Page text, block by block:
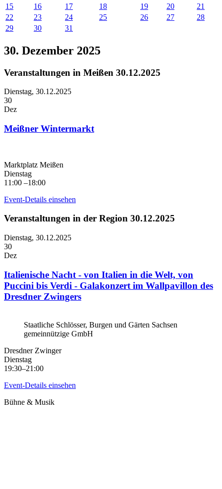
15
16 17 18 19 20
21
22
23 24 25 26 27
28
29
30 31
30. Dezember 2025
Veranstaltungen in Meißen 30.12.2025
Dienstag, 30.12.2025
30
Dez
Meißner Wintermarkt
Marktplatz Meißen
Dienstag
11:00 –18:00
Event-Details einsehen
Veranstaltungen in der Region 30.12.2025
Dienstag, 30.12.2025
30
Dez
Italienische Nacht - von Italien in die Welt, von
Puccini bis Verdi - Galakonzert im Wallpavillon des
Dresdner Zwingers
Staatliche Schlösser, Burgen und Gärten Sachsen
gemeinnützige GmbH
Dresdner Zwinger
Dienstag
19:30–21:00
Event-Details einsehen
Bühne & Musik